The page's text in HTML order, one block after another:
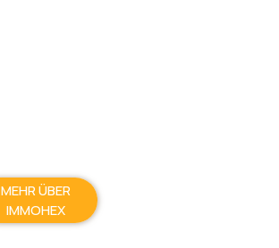
MEHR ÜBER
IMMOHEX